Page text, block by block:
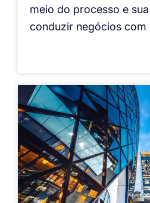
meio do processo e
conduzir negócios